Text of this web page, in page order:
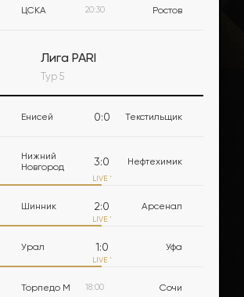
ЦСКА 20:30 Ростов
Лига PARI
Тур 5
Енисей 0:0 Текстильщик
Нижний
Новгород
3:0 Нефтехимик
LIVE '
Шинник 2:0 Арсенал
LIVE '
Урал 1:0 Уфа
LIVE '
Торпедо М 18:00 Сочи